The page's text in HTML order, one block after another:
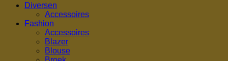
Diversen
Accessoires
Fashion
Accessoires
Blazer
Blouse